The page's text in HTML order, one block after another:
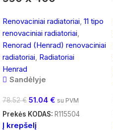
Renovaciniai radiatoriai, 11 tipo
renovaciniai radiatoriai,
Renorad (Henrad) renovaciniai
radiatoriai, Radiatoriai
Henrad
Sandėlyje
78.52€ 51.04 € su PVM
Prekės KODAS: R115504
Į krepšelį